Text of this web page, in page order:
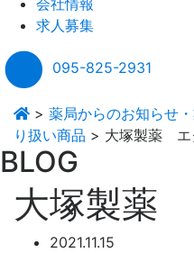
求人募集
095-825-2931
> 薬局からのお知らせ
り扱い商品 > 大塚製薬 エ
BLOG
大塚製薬
2021.11.15